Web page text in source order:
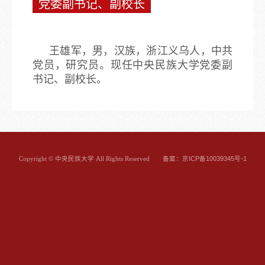
党委副书记、副校长
王雄军，男，汉族，浙江义乌人，中共
党员，研究员。现任中央民族大学党委副
书记、副校长。
Copyright © 中央民族大学 All Rights Reserved 备案：京ICP备10039345号-1